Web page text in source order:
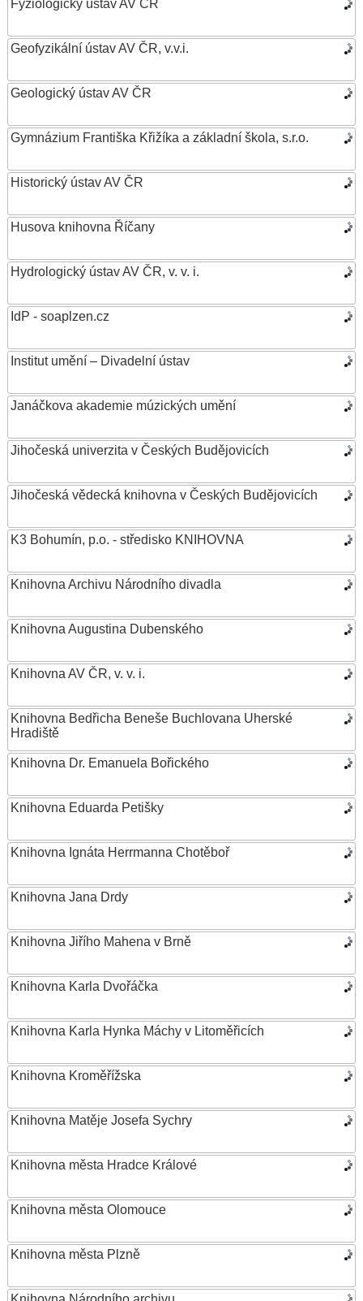
Fyziologický ústav AV ČR
Geofyzikální ústav AV ČR, v.v.i.
Geologický ústav AV ČR
Gymnázium Františka Křižíka a základní škola, s.r.o.
Historický ústav AV ČR
Husova knihovna Říčany
Hydrologický ústav AV ČR, v. v. i.
IdP - soaplzen.cz
Institut umění – Divadelní ústav
Janáčkova akademie múzických umění
Jihočeská univerzita v Českých Budějovicích
Jihočeská vědecká knihovna v Českých Budějovicích
K3 Bohumín, p.o. - středisko KNIHOVNA
Knihovna Archivu Národního divadla
Knihovna Augustina Dubenského
Knihovna AV ČR, v. v. i.
Knihovna Bedřicha Beneše Buchlovana Uherské
Hradiště
Knihovna Dr. Emanuela Bořického
Knihovna Eduarda Petišky
Knihovna Ignáta Herrmanna Chotěboř
Knihovna Jana Drdy
Knihovna Jiřího Mahena v Brně
Knihovna Karla Dvořáčka
Knihovna Karla Hynka Máchy v Litoměřicích
Knihovna Kroměřížska
Knihovna Matěje Josefa Sychry
Knihovna města Hradce Králové
Knihovna města Olomouce
Knihovna města Plzně